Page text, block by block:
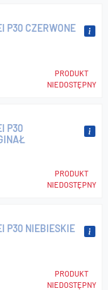
P30 CZERWONE
PRODUKT
NIEDOSTĘPNY
P30
PRODUKT
NIEDOSTĘPNY
P30 NIEBIESKIE
PRODUKT
NIEDOSTĘPNY